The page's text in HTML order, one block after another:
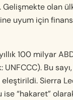
Gelişmekte olan
uyum için
100 milyar
Bu
Sierra
“hakaret”